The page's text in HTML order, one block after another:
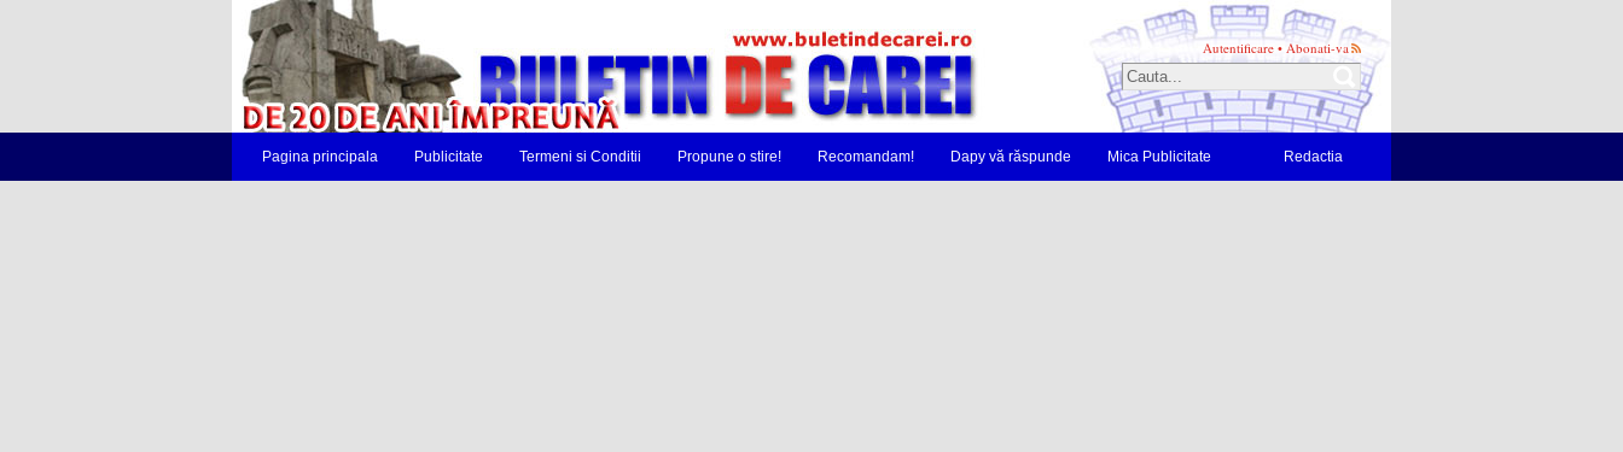
Autentificare • Abonati-va
Pagina principala Publicitate Termeni si Conditii Propune o stire! Recomandam! Dapy vă răspunde Mica Publicitate Redactia